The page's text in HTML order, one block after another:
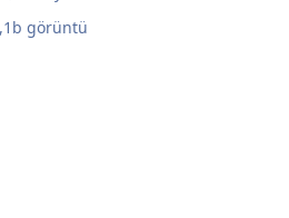
görüntü